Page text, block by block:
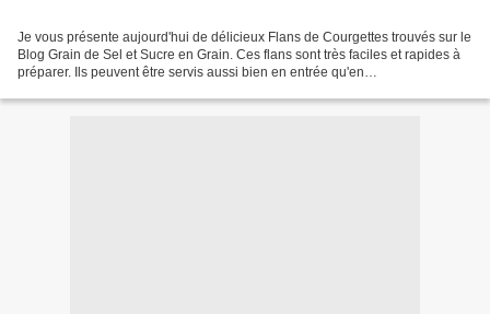
Je vous présente aujourd'hui de délicieux Flans de Courgettes trouvés sur le
Blog Grain de Sel et Sucre en Grain. Ces flans sont très faciles et rapides à
préparer. Ils peuvent être servis aussi bien en entrée qu'en